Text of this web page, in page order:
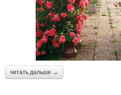
читать дальше →